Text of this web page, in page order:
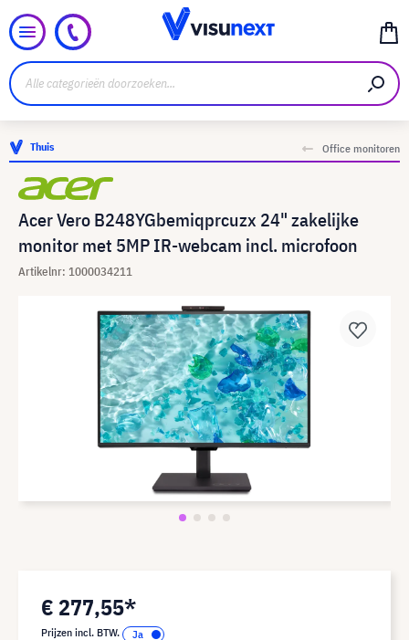
Thuis Office monitoren
Acer Vero B248YGbemiqprcuzx 24" zakelijke
monitor met 5MP IR-webcam incl. microfoon
Artikelnr: 1000034211
€ 277,55*
Prijzen incl. BTW.